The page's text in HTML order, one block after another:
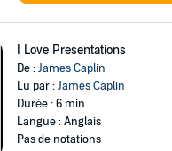
I Love Presentations
De :James Caplin
Lu par :James Caplin
Durée : 6 min
Langue : Anglais
Pas de notations